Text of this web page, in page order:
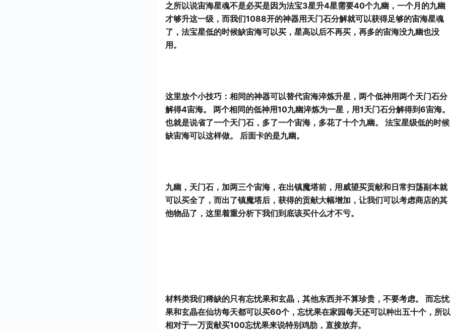
之所以说宙海星魂不是必买是因为法宝3星升4星需要40个九幽，一个月的九幽
才够升这一级，而我们1088开的神器用天门石分解就可以获得足够的宙海星魂
了，法宝星低的时候缺宙海可以买，星高以后不再买，再多的宙海没九幽也没
用。
这里放个小技巧：相同的神器可以替代宙海淬炼升星，两个低神用两个天门石分
解得4宙海。 两个相同的低神用10九幽淬炼为一星，用1天门石分解得到6宙海。
也就是说省了一个天门石，多了一个宙海，多花了十个九幽。 法宝星级低的时候
缺宙海可以这样做。 后面卡的是九幽。
九幽，天门石，加两三个宙海，在出镇魔塔前，用威望买贡献和日常扫荡副本就
可以买全了，而出了镇魔塔后，获得的贡献大幅增加，让我们可以考虑商店的其
他物品了，这里着重分析下我们到底该买什么才不亏。
材料类我们稀缺的只有忘忧果和玄晶，其他东西并不算珍贵，不要考虑。 而忘忧
果和玄晶在仙坊每天都可以买60个，忘忧果在家园每天还可以种出五十个，所以
相对于一万贡献买100忘忧果来说特别鸡肋，直接放弃。